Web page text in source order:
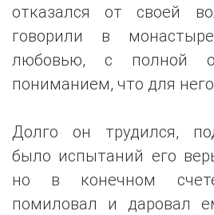
отказался от своей
говорили в
любовью, с полной
пониманием, что для него
Долго он трудился,
было испытаний его
но в конечном
помиловал и даровал